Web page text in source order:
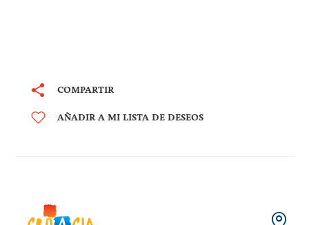
COMPARTIR
AÑADIR A MI LISTA DE DESEOS